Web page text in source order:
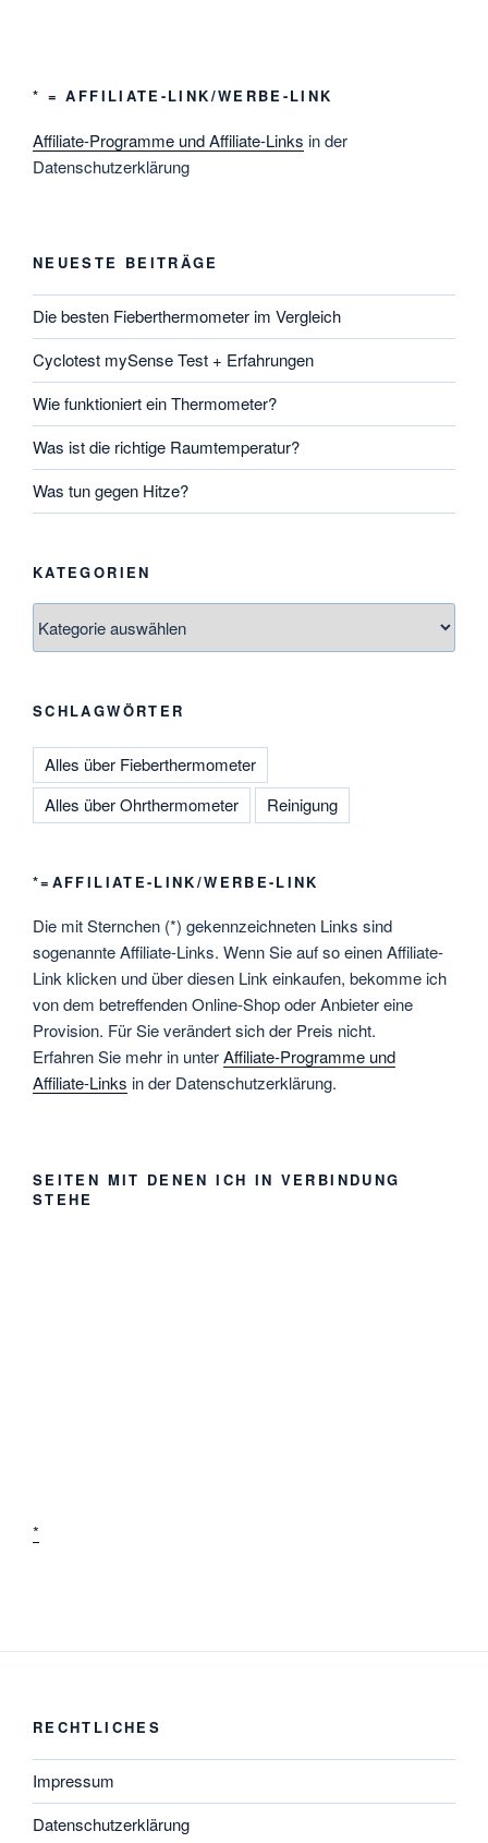
* = AFFILIATE-LINK/WERBE-LINK
Affiliate-Programme und Affiliate-Links in der
Datenschutzerklärung
NEUESTE BEITRÄGE
Die besten Fieberthermometer im Vergleich
Cyclotest mySense Test + Erfahrungen
Wie funktioniert ein Thermometer?
Was ist die richtige Raumtemperatur?
Was tun gegen Hitze?
KATEGORIEN
SCHLAGWÖRTER
Alles über Fieberthermometer
Alles über Ohrthermometer
Reinigung
*=AFFILIATE-LINK/WERBE-LINK
Die mit Sternchen (*) gekennzeichneten Links sind
sogenannte Affiliate-Links. Wenn Sie auf so einen Affiliate-
Link klicken und über diesen Link einkaufen, bekomme ich
von dem betreffenden Online-Shop oder Anbieter eine
Provision. Für Sie verändert sich der Preis nicht.
Erfahren Sie mehr in unterAffiliate-Programme und
Affiliate-Links in der Datenschutzerklärung.
SEITEN MIT DENEN ICH IN VERBINDUNG
STEHE
*
RECHTLICHES
Impressum
Datenschutzerklärung